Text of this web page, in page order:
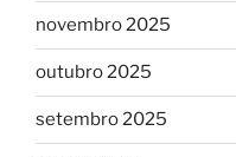
novembro 2025
outubro 2025
setembro 2025